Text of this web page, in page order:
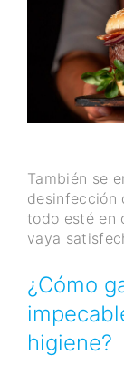
También se
desinfección
todo esté en
vaya
¿Cómo
higiene?